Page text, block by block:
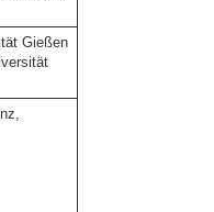
Gießen